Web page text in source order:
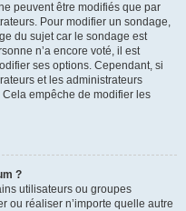
peuvent être modifiés que par
Pour modifier un sondage,
du sujet car le sondage est
n’a encore voté, il est
ses options. Cependant, si
et les administrateurs
empêche de modifier les
?
utilisateurs ou groupes
ou réaliser n’importe quelle autre